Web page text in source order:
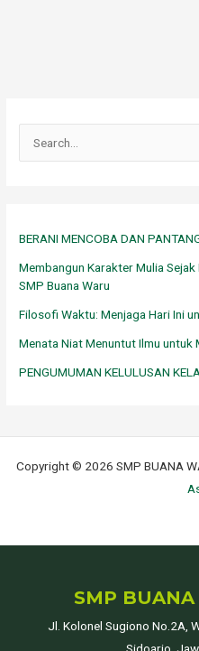
a
u
t
BERANI MENCOBA DAN
Membangun Karakter Mulia
SMP Buana Waru
Filosofi Waktu: Menjaga Hari Ini
Menata Niat Menuntut Ilmu untuk
PENGUMUMAN KELULUSAN
Copyright © 2026 SMP BUANA
SMP BUANA
Jl. Kolonel Sugiono No.2A,